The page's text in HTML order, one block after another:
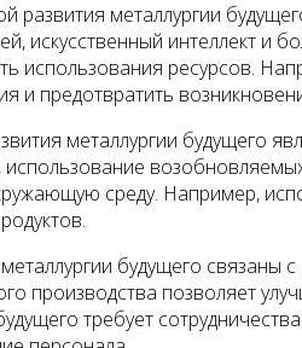
развития металлургии
искусственный интеллект
использования ресурсов.
и предотвратить
металлургии будущего
среду. Например,
будущего
производства позволяет
требует